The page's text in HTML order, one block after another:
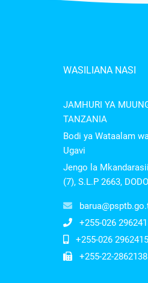
WASILIANA NASI
JAMHURI YA
TANZANIA
Bodi ya Wataalam
Ugavi
Jengo la
(7), S.L.P 2663,
+255-026
+255-026 2962415
+255-22-2862138